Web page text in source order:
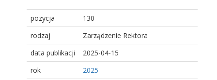
pozycja
130
rodzaj
Zarządzenie Rektora
data publikacji
2025-04-15
rok
2025